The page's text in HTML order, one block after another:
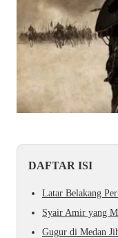
DAFTAR ISI
Latar Belakang
Syair Amir yang
Gugur di Medan